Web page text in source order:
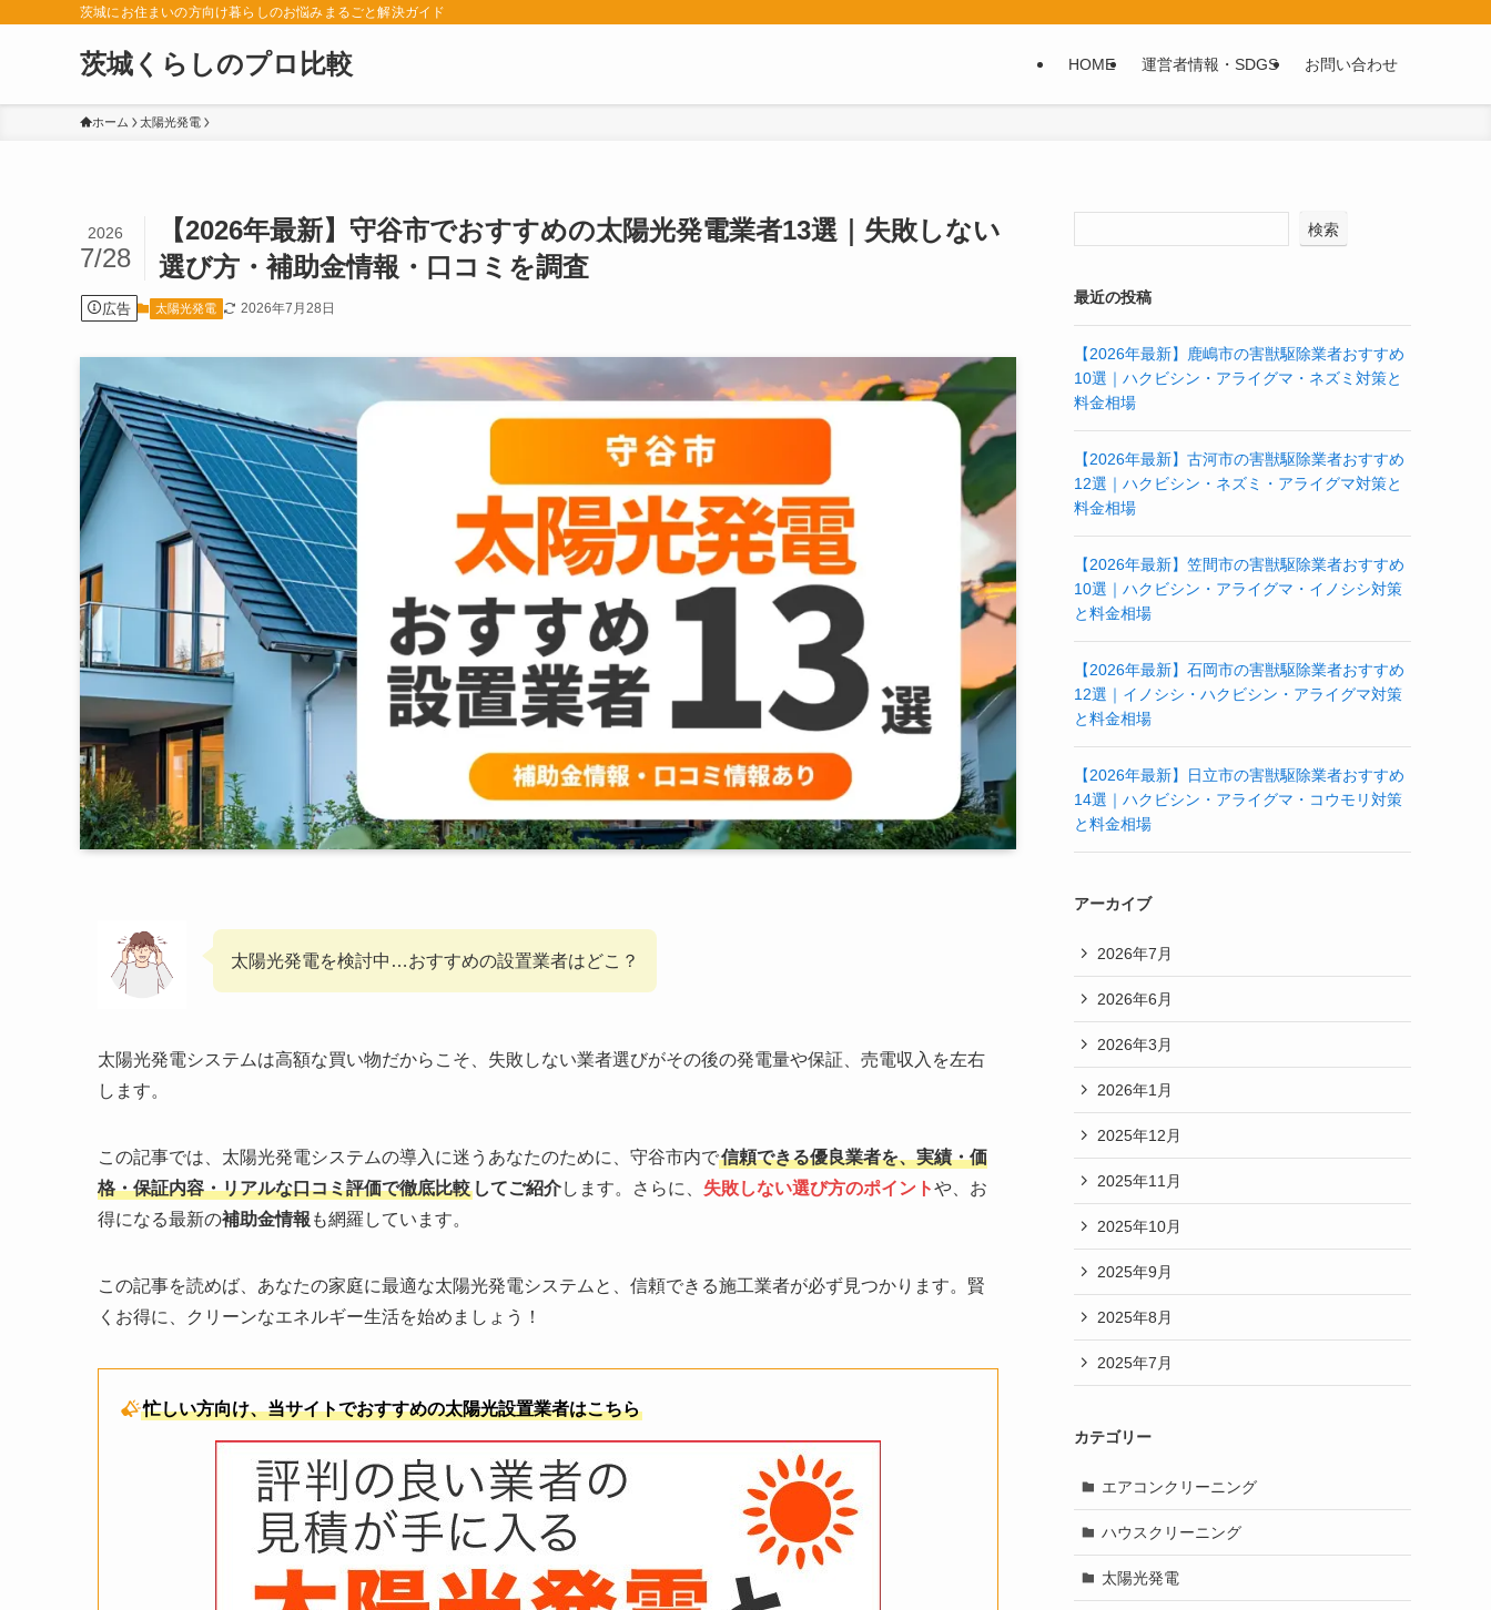
茨城にお住まいの方向け暮らしのお悩みまるごと解決ガイド
茨城くらしのプロ比較 HOME 運営者情報・SDGS お問い合わせ
ホーム 太陽光発電
【2026年最新】守谷市でおすすめの太陽光発電業者13選｜失敗しない
選び方・補助金情報・口コミを調査
2026
7/28
広告 太陽光発電 2026年7月28日
太陽光発電を検討中…おすすめの設置業者はどこ？
太陽光発電システムは高額な買い物だからこそ、失敗しない業者選びがその後の発電量や保証、売電収入を左右
します。
この記事では、太陽光発電システムの導入に迷うあなたのために、守谷市内で信頼できる優良業者を、実績・価
格・保証内容・リアルな口コミ評価で徹底比較 してご紹介します。さらに、 失敗しない選び方のポイントや、お
得になる最新の補助金情報 も網羅しています。
この記事を読めば、あなたの家庭に最適な太陽光発電システムと、信頼できる施工業者が必ず見つかります。賢
くお得に、クリーンなエネルギー生活を始めましょう！
忙しい方向け、当サイトでおすすめの太陽光設置業者はこちら
検索
最近の投稿
【2026年最新】鹿嶋市の害獣駆除業者おすすめ
10選｜ハクビシン・アライグマ・ネズミ対策と
料金相場
【2026年最新】古河市の害獣駆除業者おすすめ
12選｜ハクビシン・ネズミ・アライグマ対策と
料金相場
【2026年最新】笠間市の害獣駆除業者おすすめ
10選｜ハクビシン・アライグマ・イノシシ対策
と料金相場
【2026年最新】石岡市の害獣駆除業者おすすめ
12選｜イノシシ・ハクビシン・アライグマ対策
と料金相場
【2026年最新】日立市の害獣駆除業者おすすめ
14選｜ハクビシン・アライグマ・コウモリ対策
と料金相場
アーカイブ
2026年7月
2026年6月
2026年3月
2026年1月
2025年12月
2025年11月
2025年10月
2025年9月
2025年8月
2025年7月
カテゴリー
エアコンクリーニング
ハウスクリーニング
太陽光発電